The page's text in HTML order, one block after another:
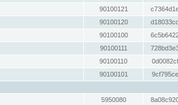
90100121
90100120
90100100
90100111
90100110
90100101
5950080